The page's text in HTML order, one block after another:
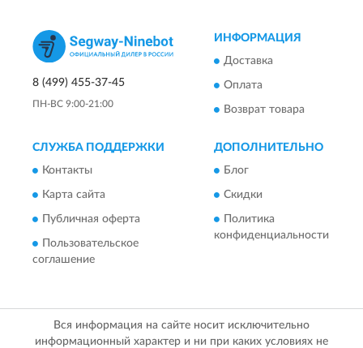
8 (499) 455-37-45
ПН-ВС 9:00-21:00
ИНФОРМАЦИЯ
Доставка
Оплата
Возврат товара
СЛУЖБА ПОДДЕРЖКИ
Контакты
Карта сайта
Публичная оферта
Пользовательское
соглашение
ДОПОЛНИТЕЛЬНО
Блог
Скидки
Политика
конфиденциальности
Вся информация на сайте носит исключительно
информационный характер и ни при каких условиях не